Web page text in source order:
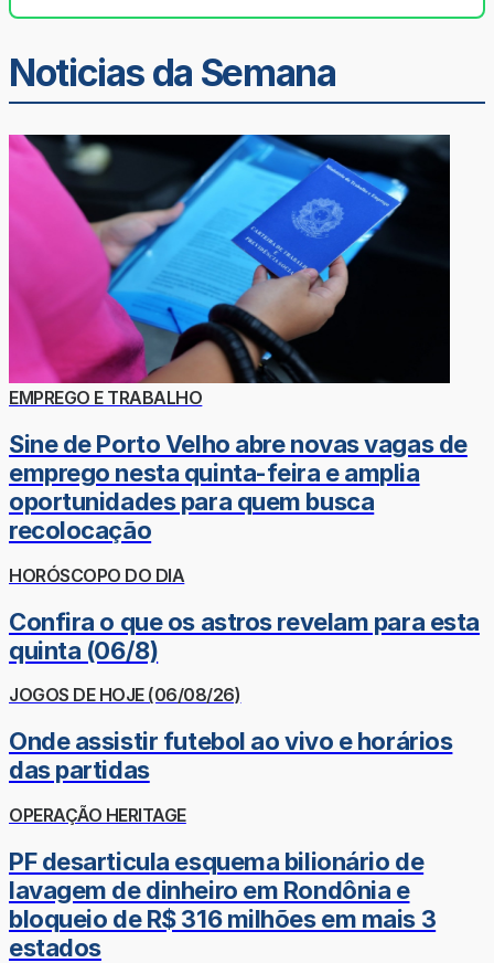
Noticias da Semana
EMPREGO E TRABALHO
Sine de Porto Velho abre novas vagas de
emprego nesta quinta-feira e amplia
oportunidades para quem busca
recolocação
HORÓSCOPO DO DIA
Confira o que os astros revelam para esta
quinta (06/8)
JOGOS DE HOJE (06/08/26)
Onde assistir futebol ao vivo e horários
das partidas
OPERAÇÃO HERITAGE
PF desarticula esquema bilionário de
lavagem de dinheiro em Rondônia e
bloqueio de R$ 316 milhões em mais 3
estados